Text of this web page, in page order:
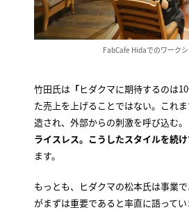
FabCafe Hidaでのワーク
竹田氏は「ヒダクマに期待するのは
た売上を上げることではない。これ
造され、外部からの刺激を呼び込む。
ライスレス。こうしたスタイルを続け
ます。
もっとも、ヒダクマの松本氏は事業
がまずは重要であると率直に語って